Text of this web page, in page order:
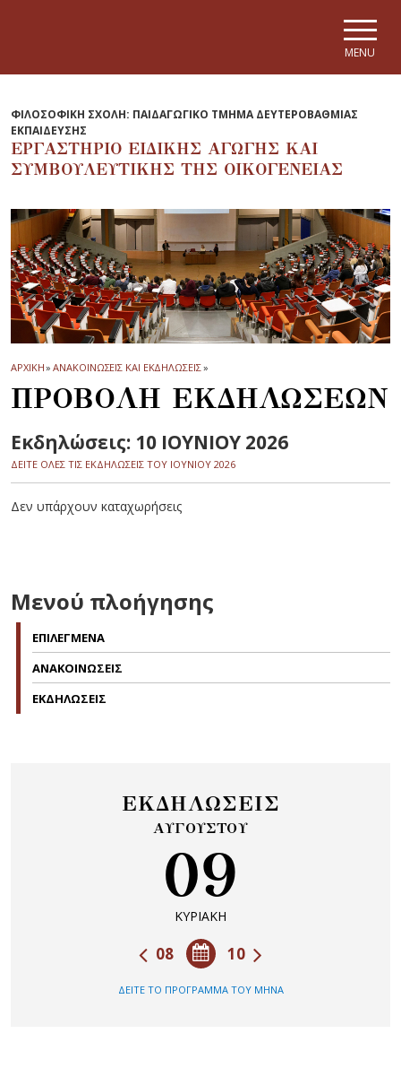
MENU
ΦΙΛΟΣΟΦΙΚΗ ΣΧΟΛΗ: ΠΑΙΔΑΓΩΓΙΚΟ ΤΜΗΜΑ ΔΕΥΤΕΡΟΒΑΘΜΙΑΣ
ΕΚΠΑΙΔΕΥΣΗΣ
ΕΡΓΑΣΤΗΡΙΟ ΕΙΔΙΚΗΣ ΑΓΩΓΗΣ ΚΑΙ
ΣΥΜΒΟΥΛΕΥΤΙΚΗΣ ΤΗΣ ΟΙΚΟΓΕΝΕΙΑΣ
ΑΡΧΙΚΗ» ΑΝΑΚΟΙΝΩΣΕΙΣ ΚΑΙ ΕΚΔΗΛΩΣΕΙΣ»
ΠΡΟΒΟΛΗ ΕΚΔΗΛΩΣΕΩΝ
Εκδηλώσεις: 10 ΙΟΥΝΙΟΥ 2026
ΔΕΙΤΕ ΟΛΕΣ ΤΙΣ ΕΚΔΗΛΩΣΕΙΣ ΤΟΥ ΙΟΥΝΙΟΥ 2026
Δεν υπάρχουν καταχωρήσεις
Μενού πλοήγησης
ΕΠΙΛΕΓΜΕΝΑ
ΑΝΑΚΟΙΝΩΣΕΙΣ
ΕΚΔΗΛΩΣΕΙΣ
ΕΚΔΗΛΩΣΕΙΣ
ΑΥΓΟΥΣΤΟΥ
09
ΚΥΡΙΑΚΗ
10
08
ΔΕΙΤΕ ΤΟ ΠΡΟΓΡΑΜΜΑ ΤΟΥ ΜΗΝΑ